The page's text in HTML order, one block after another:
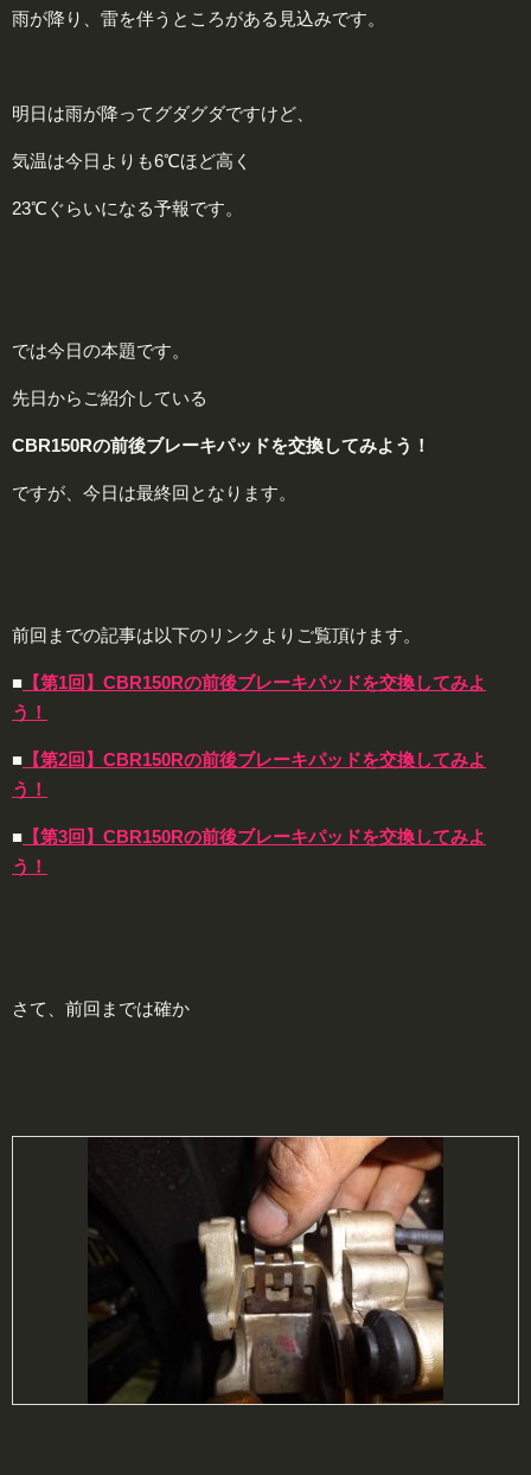
雨が降り、雷を伴うところがある見込みです。
明日は雨が降ってグダグダですけど、
気温は今日よりも6℃ほど高く
23℃ぐらいになる予報です。
では今日の本題です。
先日からご紹介している
CBR150Rの前後ブレーキパッドを交換してみよう！
ですが、今日は最終回となります。
前回までの記事は以下のリンクよりご覧頂けます。
■ 【第1回】CBR150Rの前後ブレーキパッドを交換してみよ
う！
■ 【第2回】CBR150Rの前後ブレーキパッドを交換してみよ
う！
■ 【第3回】CBR150Rの前後ブレーキパッドを交換してみよ
う！
さて、前回までは確か